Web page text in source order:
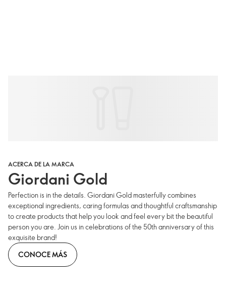
ACERCA DE LA MARCA
Giordani Gold
Perfection is in the details. Giordani Gold masterfully combines
exceptional ingredients, caring formulas and thoughtful craftsmanship
to create products that help you look and feel every bit the beautiful
person you are. Join us in celebrations of the 50th anniversary of this
exquisite brand!
CONOCE MÁS